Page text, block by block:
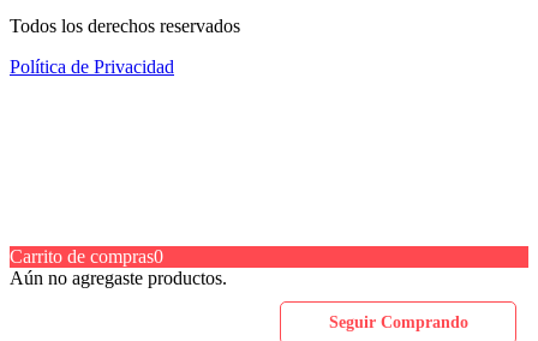
Todos los derechos reservados
Política de Privacidad
Carrito de compras0
Aún no agregaste productos.
Seguir Comprando